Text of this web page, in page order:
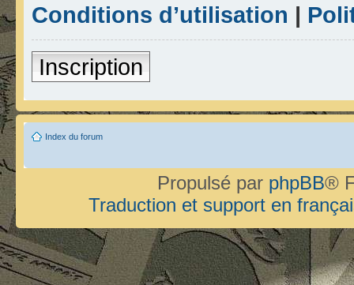
Conditions d’utilisation |
Inscription
Index du forum
Propulsé par phpBB®
Traduction et support en